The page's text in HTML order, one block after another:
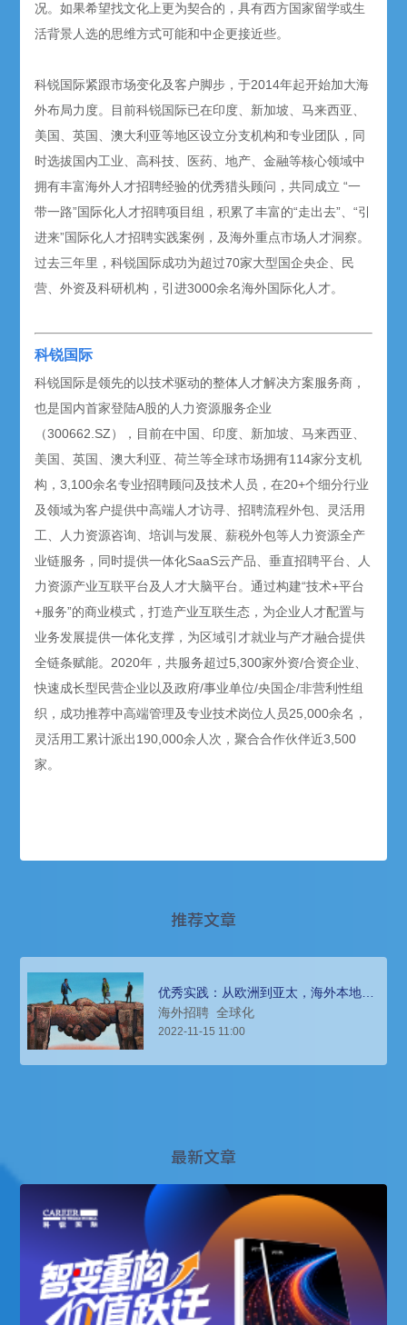
况。如果希望找文化上更为契合的，具有西方国家留学或生
活背景人选的思维方式可能和中企更接近些。
科锐国际紧跟市场变化及客户脚步，于2014年起开始加大海
外布局力度。目前科锐国际已在印度、新加坡、马来西亚、
美国、英国、澳大利亚等地区设立分支机构和专业团队，同
时选拔国内工业、高科技、医药、地产、金融等核心领域中
拥有丰富海外人才招聘经验的优秀猎头顾问，共同成立 “一
带一路”国际化人才招聘项目组，积累了丰富的“走出去”、“引
进来”国际化人才招聘实践案例，及海外重点市场人才洞察。
过去三年里，科锐国际成功为超过70家大型国企央企、民
营、外资及科研机构，引进3000余名海外国际化人才。
科锐国际
科锐国际是领先的以技术驱动的整体人才解决方案服务商，
也是国内首家登陆A股的人力资源服务企业
（300662.SZ），目前在中国、印度、新加坡、马来西亚、
美国、英国、澳大利亚、荷兰等全球市场拥有114家分支机
构，3,100余名专业招聘顾问及技术人员，在20+个细分行业
及领域为客户提供中高端人才访寻、招聘流程外包、灵活用
工、人力资源咨询、培训与发展、薪税外包等人力资源全产
业链服务，同时提供一体化SaaS云产品、垂直招聘平台、人
力资源产业互联平台及人才大脑平台。通过构建“技术+平台
+服务”的商业模式，打造产业互联生态，为企业人才配置与
业务发展提供一体化支撑，为区域引才就业与产才融合提供
全链条赋能。2020年，共服务超过5,300家外资/合资企业、
快速成长型民营企业以及政府/事业单位/央国企/非营利性组
织，成功推荐中高端管理及专业技术岗位人员25,000余名，
灵活用工累计派出190,000余人次，聚合合作伙伴近3,500
家。
推荐文章
优秀实践：从欧洲到亚太，海外本地团
队搭建要情直达
海外招聘 全球化
2022-11-15 11:00
最新文章